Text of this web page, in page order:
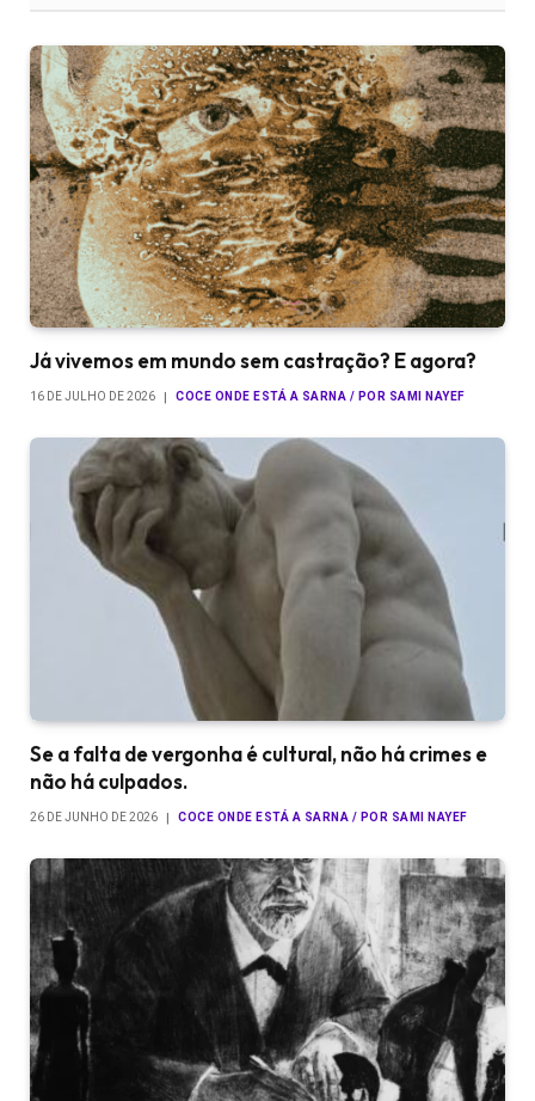
Já vivemos em mundo sem castração? E agora?
16 DE JULHO DE 2026 COCE ONDE ESTÁ A SARNA / POR SAMI NAYEF
Se a falta de vergonha é cultural, não há crimes e
não há culpados.
26 DE JUNHO DE 2026 COCE ONDE ESTÁ A SARNA / POR SAMI NAYEF